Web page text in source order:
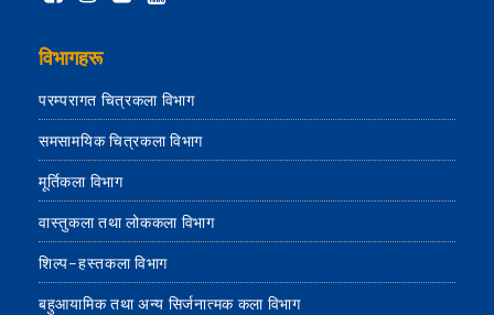
विभागहरू
परम्परागत चित्रकला विभाग
समसामयिक चित्रकला विभाग
मूर्तिकला विभाग
वास्तुकला तथा लोककला विभाग
शिल्प–हस्तकला विभाग
बहुआयामिक तथा अन्य सिर्जनात्मक कला विभाग